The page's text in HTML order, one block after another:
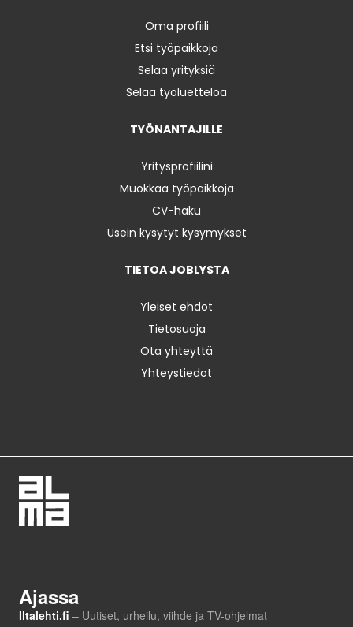
Oma profiili
Etsi työpaikkoja
Selaa yrityksiä
Selaa työluetteloa
TYÖNANTAJILLE
Yritysprofiilini
Muokkaa työpaikkoja
CV-haku
Usein kysytyt kysymykset
TIETOA JOBLYSTA
Yleiset ehdot
Tietosuoja
Ota yhteyttä
Yhteystiedot